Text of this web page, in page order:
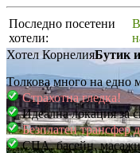
Последно посетени
хотели:
Хотел КорнелияБутик
Толкова много на едно
Страхотна гледка!
Идеална локация за
Безплатен трансфер
СПА, басейн, масажи